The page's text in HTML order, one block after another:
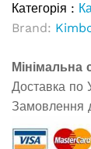
Категорія :
Brand:
Мінімальна
Доставка по
Замовлення